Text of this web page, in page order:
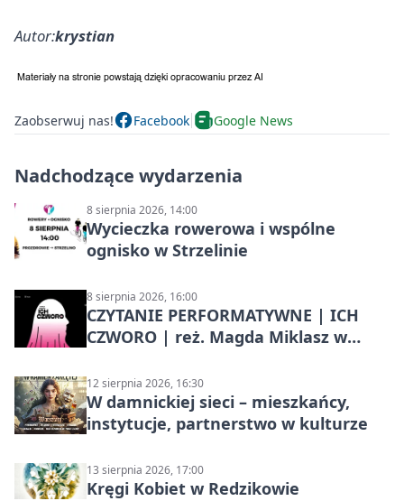
Autor:krystian
Zaobserwuj nas! Facebook Google News
Nadchodzące wydarzenia
8 sierpnia 2026, 14:00
Wycieczka rowerowa i wspólne
ognisko w Strzelinie
8 sierpnia 2026, 16:00
CZYTANIE PERFORMATYWNE | ICH
CZWORO | reż. Magda Miklasz w
12 sierpnia 2026, 16:30
W damnickiej sieci – mieszkańcy,
instytucje, partnerstwo w kulturze
13 sierpnia 2026, 17:00
Kręgi Kobiet w Redzikowie